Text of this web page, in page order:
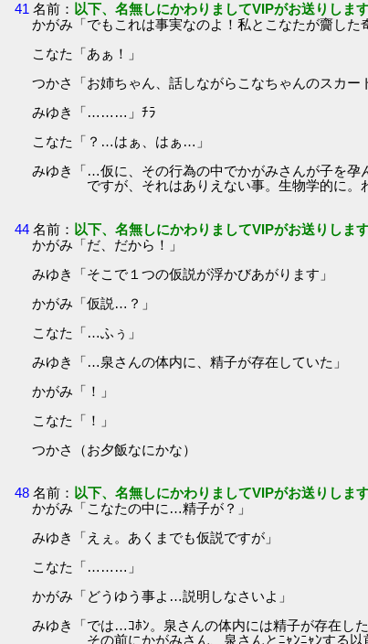
41 名前： 以下、名無しにかわりましてVIPがお送りしま
かがみ「でもこれは事実なのよ！私とこなたが齎した
こなた「あぁ！」
つかさ「お姉ちゃん、話しながらこなちゃんのスカー
みゆき「………」ﾁﾗ
こなた「？…はぁ、はぁ…」
みゆき「…仮に、その行為の中でかがみさんが子を孕
ですが、それはありえない事。生物学的に。わ
44 名前： 以下、名無しにかわりましてVIPがお送りしま
かがみ「だ、だから！」
みゆき「そこで１つの仮説が浮かびあがります」
かがみ「仮説…？」
こなた「…ふぅ」
みゆき「…泉さんの体内に、精子が存在していた」
かがみ「！」
こなた「！」
つかさ（お夕飯なにかな）
48 名前： 以下、名無しにかわりましてVIPがお送りしま
かがみ「こなたの中に…精子が？」
みゆき「えぇ。あくまでも仮説ですが」
こなた「………」
かがみ「どうゆう事よ…説明しなさいよ」
みゆき「では…ｺﾎﾝ。泉さんの体内には精子が存在し
その前にかがみさん、泉さんとﾆｬﾝﾆｬﾝする以前